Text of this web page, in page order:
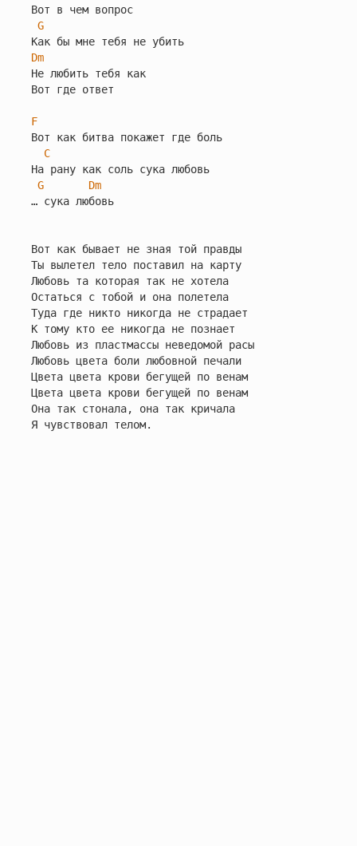
Вот в чем вопрос
G
Dm
Не любить тебя как
Вот где ответ
F
Вот как битва покажет где боль
C
На рану как соль сука любовь
G
Dm
… сука любовь
Вот как бывает не зная той правды
Ты вылетел тело поставил на карту
Любовь та которая так не хотела
Остаться с тобой и она полетела
Туда где никто никогда не страдает
К тому кто ее никогда не познает
Любовь из пластмассы неведомой расы
Любовь цвета боли любовной печали
Цвета цвета крови бегущей по венам
Цвета цвета крови бегущей по венам
Она так стонала, она так кричала
Я чувствовал телом.